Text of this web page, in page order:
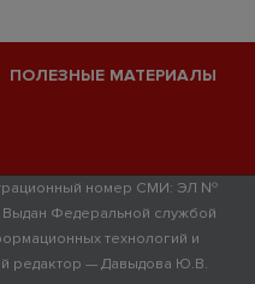
ПОЛЕЗНЫЕ МАТЕРИАЛЫ
номер СМИ: ЭЛ №
Выдан Федеральной службой
технологий и
редактор — Давыдова Ю.В.